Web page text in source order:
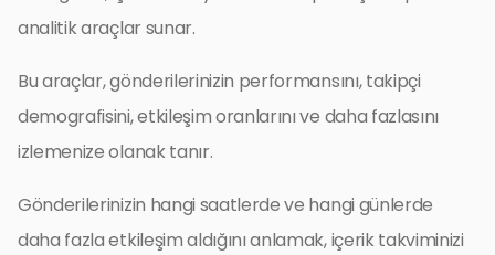
analitik araçlar sunar.
Bu araçlar, gönderilerinizin performansını, takipçi
demografisini, etkileşim oranlarını ve daha fazlasını
izlemenize olanak tanır.
Gönderilerinizin hangi saatlerde ve hangi günlerde
daha fazla etkileşim aldığını anlamak, içerik takviminizi